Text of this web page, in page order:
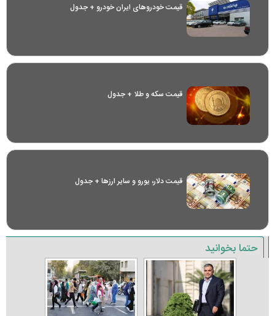
قیمت خودرو‌های ایران خودرو + جدول
قیمت سکه و طلا + جدول
قیمت دلار، یورو و سایر ارز‌ها + جدول
حتما بخوانید